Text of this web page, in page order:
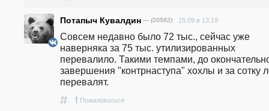
Потапыч Кувалдин — (20582) 15.09 в 13:19
Совсем недавно было 72 тыс., сейчас уже
наверняка за 75 тыс. утилизированных
перевалило. Такими темпами, до
завершения "контрнаступа" хохлы и за сотку
перевалят.
# ! Пожаловаться